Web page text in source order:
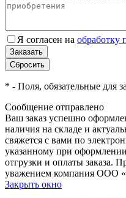
Я согласен на обработку
* - Поля, обязательные для
Сообщение отправлено
Ваш заказ успешно
наличия на складе и
свяжется с вами по
указанному при
отгрузки и оплаты заказа.
уважением компания ООО
Закрыть окно